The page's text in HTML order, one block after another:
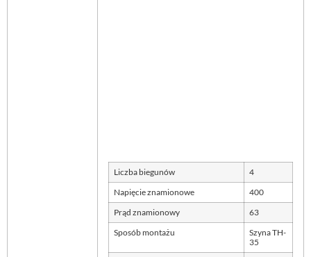
Liczba biegunów 4
Napięcie znamionowe 400
Prąd znamionowy 63
Sposób montażu
Szyna TH-
35